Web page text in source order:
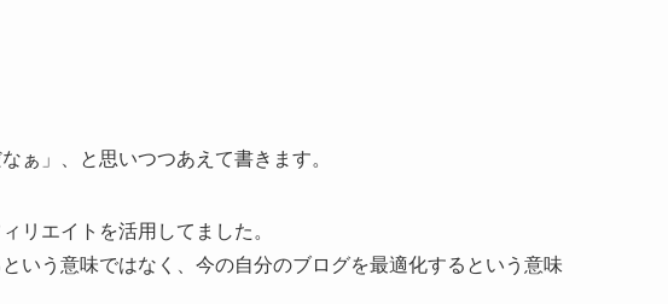
ぁ」、と思いつつあえて書きます。
リエイトを活用してました。
いう意味ではなく、今の自分のブログを最適化するという意味